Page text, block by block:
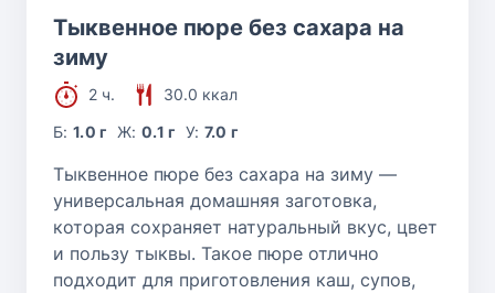
Тыквенное пюре без сахара на
зиму
2 ч.
30.0 ккал
Б:1.0 г Ж: 0.1 г У: 7.0 г
Тыквенное пюре без сахара на зиму —
универсальная домашняя заготовка,
которая сохраняет натуральный вкус, цвет
и пользу тыквы. Такое пюре отлично
подходит для приготовления каш, супов,